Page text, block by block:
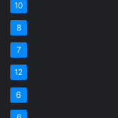
10
8
7
12
6